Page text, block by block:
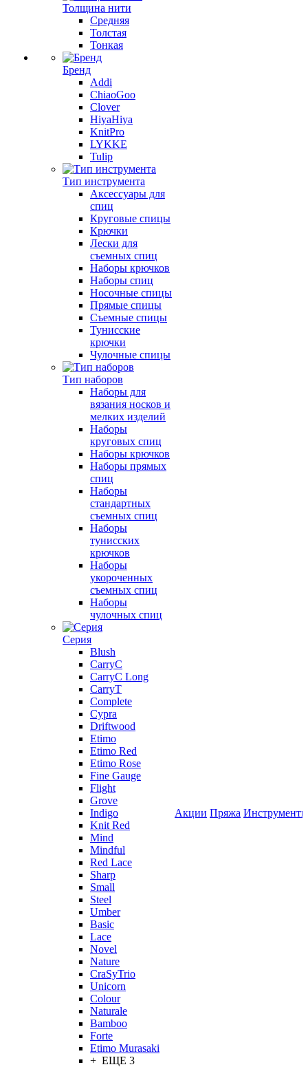
Толщина нити
Средняя
Толстая
Тонкая
Бренд
Addi
ChiaoGoo
Clover
HiyaHiya
KnitPro
LYKKE
Tulip
Тип инструмента
Аксессуары для
спиц
Круговые спицы
Крючки
Лески для
съемных спиц
Наборы крючков
Наборы спиц
Носочные спицы
Прямые спицы
Съемные спицы
Тунисские
крючки
Чулочные спицы
Тип наборов
Наборы для
вязания носков и
мелких изделий
Наборы
круговых спиц
Наборы крючков
Наборы прямых
спиц
Наборы
стандартных
съемных спиц
Наборы
тунисских
крючков
Наборы
укороченных
съемных спиц
Наборы
чулочных спиц
Серия
Blush
CarryC
CarryC Long
CarryT
Complete
Cypra
Driftwood
Etimo
Etimo Red
Etimo Rose
Fine Gauge
Flight
Grove
Indigo
Knit Red
Mind
Mindful
Red Lace
Sharp
Small
Steel
Umber
Basic
Lace
Novel
Nature
CraSyTrio
Unicorn
Colour
Naturale
Bamboo
Forte
Etimo Murasaki
+ ЕЩЕ 3
Акции Пряжа Инструменты